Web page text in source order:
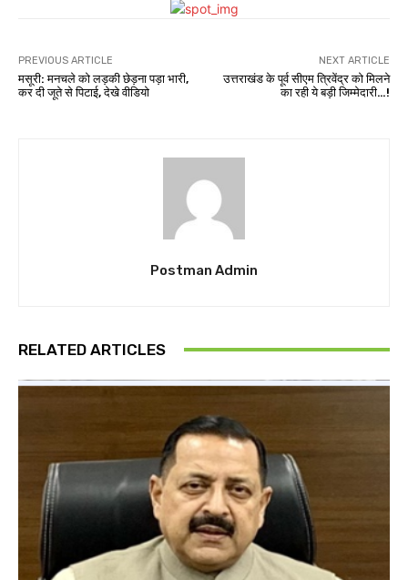
PREVIOUS ARTICLE
मसूरी: मनचले को लड़की छेड़ना पड़ा भारी,
कर दी जूते से पिटाई, देखे वीडियो
NEXT ARTICLE
उत्तराखंड के पूर्व सीएम त्रिवेंद्र को मिलने
का रही ये बड़ी जिम्मेदारी…!
Postman Admin
RELATED ARTICLES